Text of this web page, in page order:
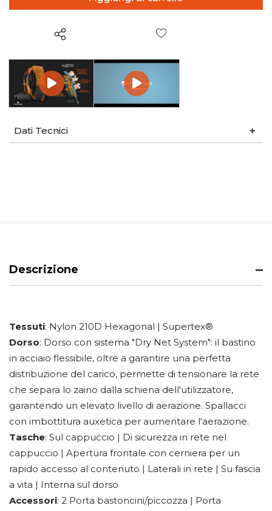
Dati Tecnici
Descrizione
Tessuti: Nylon 210D Hexagonal | Supertex®
Dorso: Dorso con sistema "Dry Net System": il bastino
in acciaio flessibile, oltre a garantire una perfetta
distribuzione del carico, permette di tensionare la rete
che separa lo zaino dalla schiena dell'utilizzatore,
garantendo un elevato livello di aerazione. Spallacci
con imbottitura auxetica per aumentare l'aerazione.
Tasche: Sul cappuccio | Di sicurezza in rete nel
cappuccio | Apertura frontale con cerniera per un
rapido accesso al contenuto | Laterali in rete | Su fascia
a vita | Interna sul dorso
Accessori: 2 Porta bastoncini/piccozza | Porta